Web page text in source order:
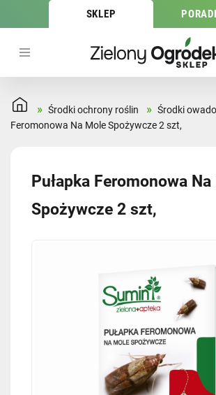
SKLEP
» Środki ochrony roślin » Środki
Feromonowa Na Mole Spożywcze 2 szt,
Pułapka Feromonowa
Spożywcze 2 szt,